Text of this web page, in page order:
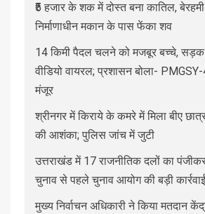
₹5 हजार के शक में दोस्त बना कातिल,
निर्माणाधीन मकान के पास फेंका शव
14 किमी पैदल चलने को मजबूर बच्चे, सड़क
वीडियो वायरल; प्रशासन बोला-
मंजूर
श्रीनगर में किराये के कमरे में मिला बीए
की आशंका; पुलिस जांच में जुटी
उत्तराखंड में 17 राजनीतिक दलों का
चुनाव से पहले चुनाव आयोग की बड़ी कार्रवाई
मुख्य निर्वाचन अधिकारी ने किया मतदान